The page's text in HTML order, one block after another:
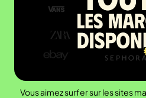
Vous aimez surfer sur les sites